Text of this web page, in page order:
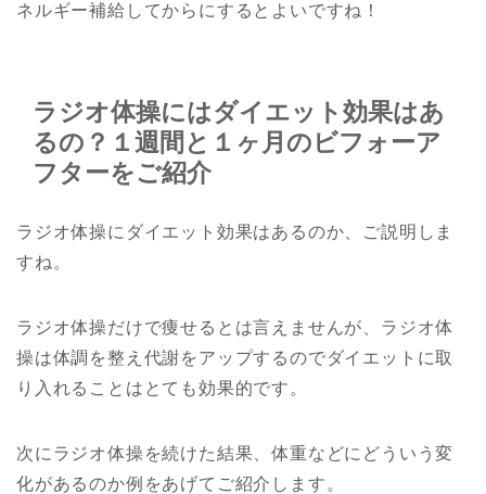
ネルギー補給してからにするとよいですね！
ラジオ体操にはダイエット効果はあ
るの？１週間と１ヶ月のビフォーア
フターをご紹介
ラジオ体操にダイエット効果はあるのか、ご説明しま
すね。
ラジオ体操だけで痩せるとは言えませんが、ラジオ体
操は体調を整え代謝をアップするのでダイエットに取
り入れることはとても効果的です。
次にラジオ体操を続けた結果、体重などにどういう変
化があるのか例をあげてご紹介します。